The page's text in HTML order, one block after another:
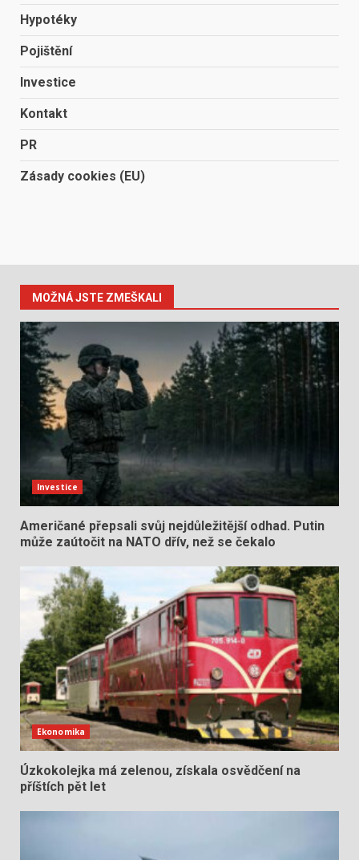
Hypotéky
Pojištění
Investice
Kontakt
PR
Zásady cookies (EU)
MOŽNÁ JSTE ZMEŠKALI
Investice
Američané přepsali svůj nejdůležitější odhad. Putin
může zaútočit na NATO dřív, než se čekalo
Ekonomika
Úzkokolejka má zelenou, získala osvědčení na
příštích pět let